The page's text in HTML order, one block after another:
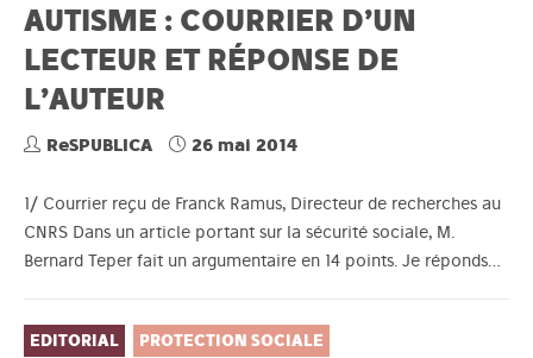
AUTISME : COURRIER D’UN
LECTEUR ET RÉPONSE DE
L’AUTEUR
ReSPUBLICA 26 mai 2014
1/ Courrier reçu de Franck Ramus, Directeur de recherches au
CNRS Dans un article portant sur la sécurité sociale, M.
Bernard Teper fait un argumentaire en 14 points. Je réponds…
EDITORIAL PROTECTION SOCIALE